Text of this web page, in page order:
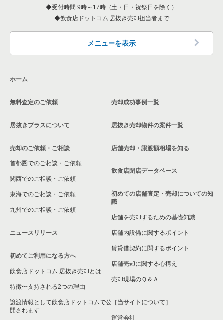
墨田区の飲食店の居抜き売却物件の案件一覧
品川区の飲食店の居抜き売却物件の案件一覧
中野区の飲食店の居抜き売却物件の案件一覧
東京23区の和食の居抜き売却物件の案件一覧
東京23区の洋食の居抜き売却物件の案件一覧
千代田区の和食の居抜き売却物件の案件一覧
千代田区の洋食の居抜き売却物件の案件一覧
受付時間 9時～17時（土・日・祝祭日を除く）
飲食店ドットコム 居抜き売却担当者まで
メニューを表示
ホーム
無料査定のご依頼
居抜きプラスについて
売却のご依頼・ご相談
首都圏でのご相談・ご依頼
関西でのご相談・ご依頼
東海でのご相談・ご依頼
九州でのご相談・ご依頼
ニュースリリース
初めてご利用になる方へ
飲食店ドットコム 居抜き売却とは
特徴〜支持される2つの理由
譲渡情報として飲食店ドットコムで公
開されます
売却成功事例一覧
居抜き売却物件の案件一覧
店舗売却・譲渡額相場を知る
飲食店閉店データベース
初めての店舗査定・売却についての知
識
店舗を売却するための基礎知識
店舗内設備に関するポイント
賃貸借契約に関するポイント
店舗売却に関する心構え
売却現場のＱ＆Ａ
［当サイトについて］
運営会社